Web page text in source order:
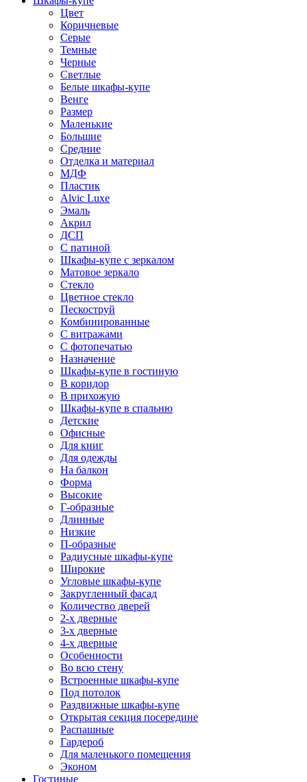
Цвет
Коричневые
Серые
Темные
Черные
Светлые
Белые шкафы-купе
Венге
Размер
Маленькие
Большие
Средние
Отделка и материал
МДФ
Пластик
Alvic Luxe
Эмаль
Акрил
ДСП
С патиной
Шкафы-купе с зеркалом
Матовое зеркало
Стекло
Цветное стекло
Пескоструй
Комбинированные
С витражами
С фотопечатью
Назначение
Шкафы-купе в гостиную
В коридор
В прихожую
Шкафы-купе в спальню
Детские
Офисные
Для книг
Для одежды
На балкон
Форма
Высокие
Г-образные
Длинные
Низкие
П-образные
Радиусные шкафы-купе
Широкие
Угловые шкафы-купе
Закругленный фасад
Количество дверей
2-х дверные
3-х дверные
4-х дверные
Особенности
Во всю стену
Встроенные шкафы-купе
Под потолок
Раздвижные шкафы-купе
Открытая секция посередине
Распашные
Гардероб
Для маленького помещения
Эконом
Гостиные